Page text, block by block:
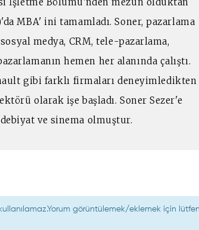
MBA' ini tamamladı. Soner, pazarlama
medya, CRM, tele-pazarlama,
hemen her alanında çalıştı.
gibi farklı firmaları deneyimledikten
olarak işe başladı. Soner Sezer'e
ve sinema olmuştur.
görüntülemek/eklemek için lütfen